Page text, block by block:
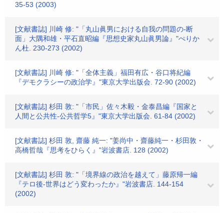
35-53 (2003)
[文献書誌] 川崎 修: "「丸山眞男における自我の問題の-断
面」大隅和雄・平石直昭編『思想史家丸山眞男論』"ぺりか
ん杜. 230-273 (2002)
[文献書誌] 川崎 修: "「全体主義」福田有広・谷口将紀編
『デモクラシーの政治学』"東京大学出版会. 72-90 (2002)
[文献書誌] 杉田 敦: "「市民」佐々木毅・金泰昌編『国家と
人間と公共性-公共哲学5』"東京大学出版会. 61-84 (2002)
[文献書誌] 杉田 敦, 齋藤 純一: "姜尚中・齋藤純一・杉田敦・
高橋哲哉『思考をひらく』"岩波書店. 128 (2002)
[文献書誌] 杉田 敦: "「境界線の政治を越えて」藤原帰一編
『テロ後-世界はどう変わったか』"岩波書店. 144-154
(2002)